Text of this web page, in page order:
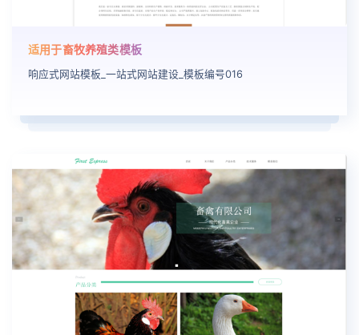
适用于畜牧养殖类模板
响应式网站模板_一站式网站建设_模板编号016